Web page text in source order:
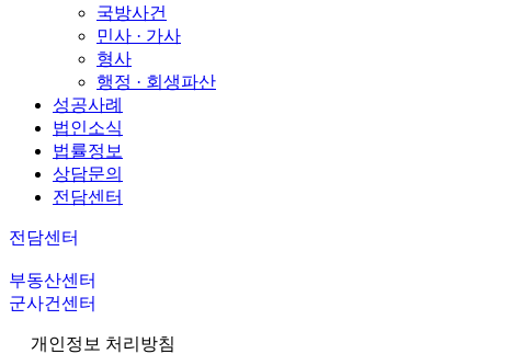
국방사건
민사 · 가사
형사
행정 · 회생파산
성공사례
법인소식
법률정보
상담문의
전담센터
전담센터
부동산센터
군사건센터
개인정보 처리방침